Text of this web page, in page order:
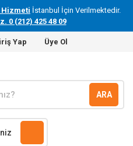
İstanbul İçin Verilmektedir.
0 (212) 425 48 09
Yap Üye Ol
ARA